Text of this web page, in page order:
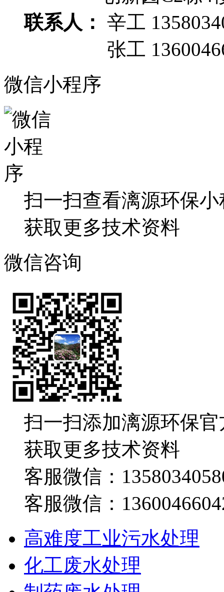
联系人： 辛工
张工
微信小程序
扫一扫查看漓源环保小
获取更多技术资料
微信咨询
扫一扫添加漓源环保
获取更多技术资料
客服微信：
客服微信：
高难度工业污水处理
化工废水处理